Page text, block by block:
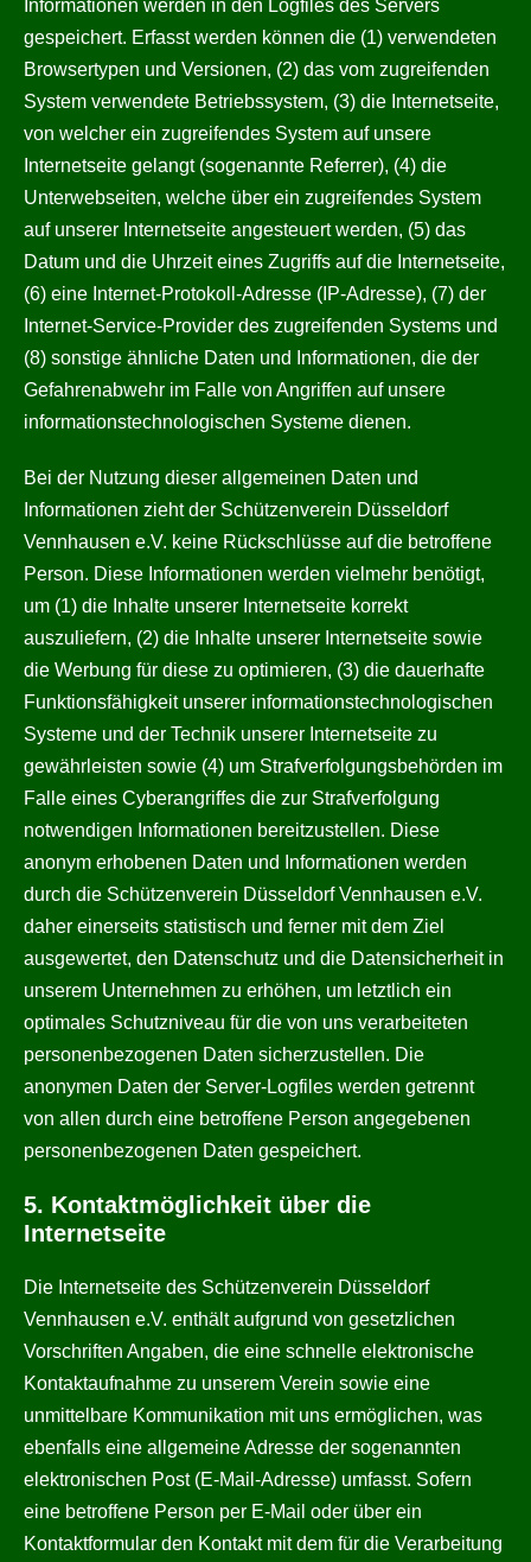
Informationen werden in den Logfiles des Servers
gespeichert. Erfasst werden können die (1) verwendeten
Browsertypen und Versionen, (2) das vom zugreifenden
System verwendete Betriebssystem, (3) die Internetseite,
von welcher ein zugreifendes System auf unsere
Internetseite gelangt (sogenannte Referrer), (4) die
Unterwebseiten, welche über ein zugreifendes System
auf unserer Internetseite angesteuert werden, (5) das
Datum und die Uhrzeit eines Zugriffs auf die Internetseite,
(6) eine Internet-Protokoll-Adresse (IP-Adresse), (7) der
Internet-Service-Provider des zugreifenden Systems und
(8) sonstige ähnliche Daten und Informationen, die der
Gefahrenabwehr im Falle von Angriffen auf unsere
informationstechnologischen Systeme dienen.
Bei der Nutzung dieser allgemeinen Daten und
Informationen zieht der Schützenverein Düsseldorf
Vennhausen e.V. keine Rückschlüsse auf die betroffene
Person. Diese Informationen werden vielmehr benötigt,
um (1) die Inhalte unserer Internetseite korrekt
auszuliefern, (2) die Inhalte unserer Internetseite sowie
die Werbung für diese zu optimieren, (3) die dauerhafte
Funktionsfähigkeit unserer informationstechnologischen
Systeme und der Technik unserer Internetseite zu
gewährleisten sowie (4) um Strafverfolgungsbehörden im
Falle eines Cyberangriffes die zur Strafverfolgung
notwendigen Informationen bereitzustellen. Diese
anonym erhobenen Daten und Informationen werden
durch die Schützenverein Düsseldorf Vennhausen e.V.
daher einerseits statistisch und ferner mit dem Ziel
ausgewertet, den Datenschutz und die Datensicherheit in
unserem Unternehmen zu erhöhen, um letztlich ein
optimales Schutzniveau für die von uns verarbeiteten
personenbezogenen Daten sicherzustellen. Die
anonymen Daten der Server-Logfiles werden getrennt
von allen durch eine betroffene Person angegebenen
personenbezogenen Daten gespeichert.
5. Kontaktmöglichkeit über die
Internetseite
Die Internetseite des Schützenverein Düsseldorf
Vennhausen e.V. enthält aufgrund von gesetzlichen
Vorschriften Angaben, die eine schnelle elektronische
Kontaktaufnahme zu unserem Verein sowie eine
unmittelbare Kommunikation mit uns ermöglichen, was
ebenfalls eine allgemeine Adresse der sogenannten
elektronischen Post (E-Mail-Adresse) umfasst. Sofern
eine betroffene Person per E-Mail oder über ein
Kontaktformular den Kontakt mit dem für die Verarbeitung